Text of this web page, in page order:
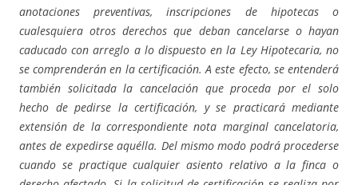
anotaciones preventivas, inscripciones de hipotecas o
cualesquiera otros derechos que deban cancelarse o hayan
caducado con arreglo a lo dispuesto en la Ley Hipotecaria, no
se comprenderán en la certificación. A este efecto, se entenderá
también solicitada la cancelación que proceda por el solo
hecho de pedirse la certificación, y se practicará mediante
extensión de la correspondiente nota marginal cancelatoria,
antes de expedirse aquélla. Del mismo modo podrá procederse
cuando se practique cualquier asiento relativo a la finca o